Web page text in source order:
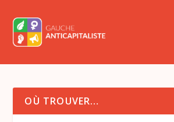
OÙ TROUVER…